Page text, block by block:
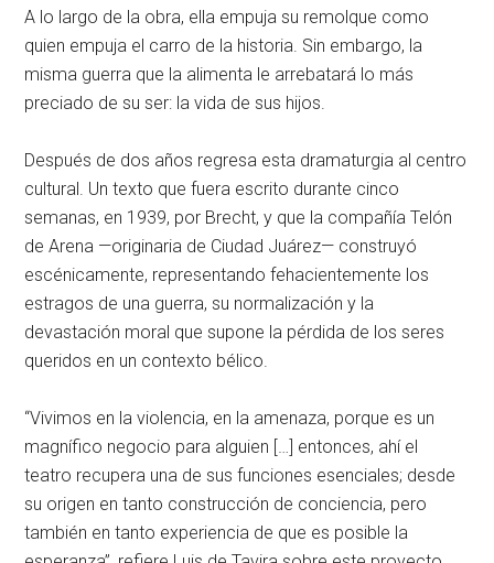
A lo largo de la obra, ella empuja su remolque como
quien empuja el carro de la historia. Sin embargo, la
misma guerra que la alimenta le arrebatará lo más
preciado de su ser: la vida de sus hijos.
Después de dos años regresa esta dramaturgia al centro
cultural. Un texto que fuera escrito durante cinco
semanas, en 1939, por Brecht, y que la compañía Telón
de Arena —originaria de Ciudad Juárez— construyó
escénicamente, representando fehacientemente los
estragos de una guerra, su normalización y la
devastación moral que supone la pérdida de los seres
queridos en un contexto bélico.
“Vivimos en la violencia, en la amenaza, porque es un
magnífico negocio para alguien […] entonces, ahí el
teatro recupera una de sus funciones esenciales; desde
su origen en tanto construcción de conciencia, pero
también en tanto experiencia de que es posible la